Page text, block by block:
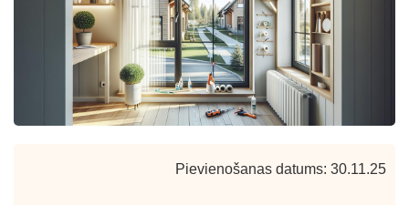
Pievienošanas datums: 30.11.25